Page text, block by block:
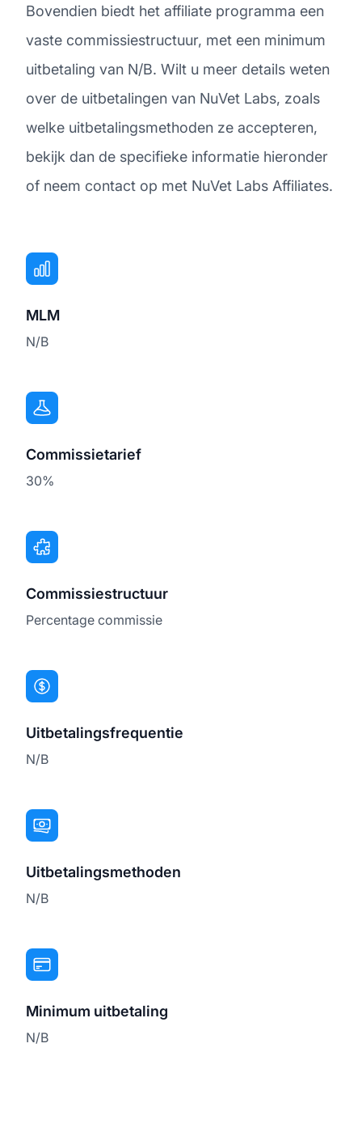
Bovendien biedt het affiliate programma een
vaste commissiestructuur, met een minimum
uitbetaling van N/B. Wilt u meer details weten
over de uitbetalingen van NuVet Labs, zoals
welke uitbetalingsmethoden ze accepteren,
bekijk dan de specifieke informatie hieronder
of neem contact op met NuVet Labs Affiliates.
MLM
N/B
Commissietarief
30%
Commissiestructuur
Percentage commissie
Uitbetalingsfrequentie
N/B
Uitbetalingsmethoden
N/B
Minimum uitbetaling
N/B